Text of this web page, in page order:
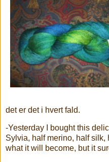
det er det i hvert fald.
-Yesterday I bought this
Sylvia, half merino, half silk,
what it will become, but it